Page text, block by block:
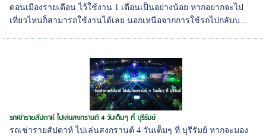
ดอนเมืองรายเดือน ไว้ใช้งาน 1 เดือนเป็นอย่างน้อย หากอยากจะไป
เที่ยวไหนก็สามารถใช้งานได้เลย นอกเหนือจากการใช้รถไปกลับบ...
รถเช่ารายสัปดาห์ ไปเล่นสงกรานต์ 4 วันเต็มๆ ที่ บุรีรัมย์
รถเช่ารายสัปดาห์ ไปเล่นสงกรานต์ 4 วันเต็มๆ ที่ บุรีรัมย์ หากจะมอง